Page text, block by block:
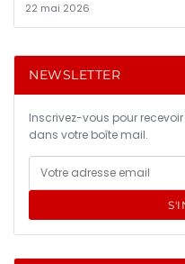
22 mai 2026
NEWSLETTER
Inscrivez-vous pour
dans votre boîte mail.